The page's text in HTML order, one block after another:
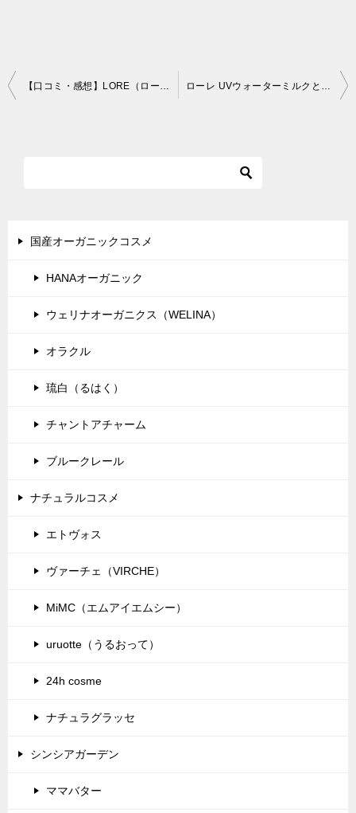
投
シ
【口コミ・感想】LORE（ローレ）ボディソープは10種類の野草配合！天然由来洗浄成分100％ ローレ UVウォーターミルクとエッセンスクリームはさらさらorしっとりさらさらで選べます！
国産オーガニックコスメ
HANAオーガニック
ウェリナオーガニクス（WELINA）
オラクル
琉白（るはく）
チャントアチャーム
ブルークレール
ナチュラルコスメ
エトヴォス
ヴァーチェ（VIRCHE）
MiMC（エムアイエムシー）
uruotte（うるおって）
24h cosme
ナチュラグラッセ
シンシアガーデン
ママバター